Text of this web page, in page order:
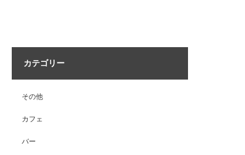
カテゴリー
その他
カフェ
バー